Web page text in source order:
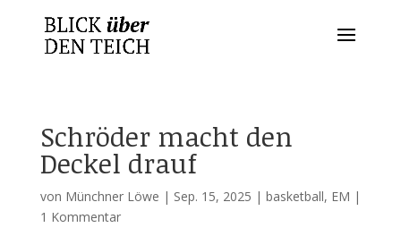
Schröder macht den
Deckel drauf
von Münchner Löwe | Sep. 15, 2025 | basketball, EM |
1 Kommentar